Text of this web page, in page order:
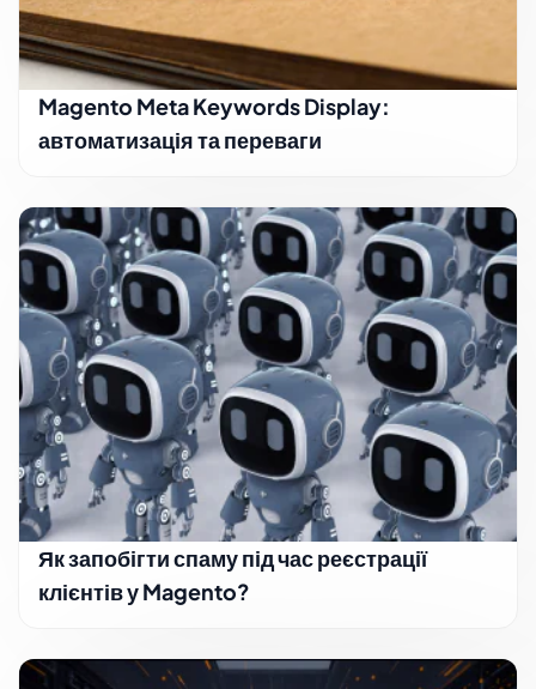
Magento Meta Keywords Display:
автоматизація та переваги
Як запобігти спаму під час реєстрації
клієнтів у Magento?